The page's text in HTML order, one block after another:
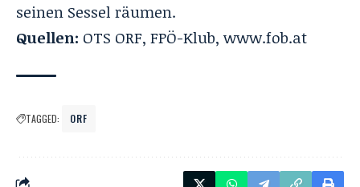
seinen Sessel räumen.
Quellen: OTS ORF, FPÖ-Klub, www.fob.at
TAGGED: ORF